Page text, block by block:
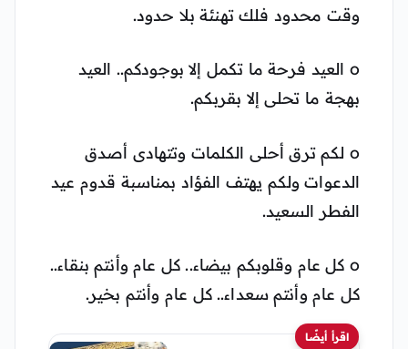
وقت محدود فلك تهنئة بلا حدود.
o العيد فرحة ما تكمل إلا بوجودكم.. العيد
بهجة ما تحلى إلا بقربكم.
o لكم ترق أحلى الكلمات وتتهادى أصدق
الدعوات ولكم يهتف الفؤاد بمناسبة قدوم عيد
الفطر السعيد.
o كل عام وقلوبكم بيضاء.. كل عام وأنتم بنقاء..
كل عام وأنتم سعداء.. كل عام وأنتم بخير.
اقرأ أيضًا